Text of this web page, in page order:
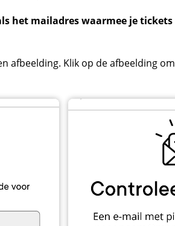
het mailadres waarmee je tickets
afbeelding. Klik op de afbeelding om